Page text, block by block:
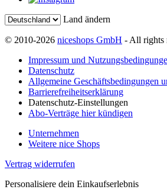
Land ändern
© 2010-2026 niceshops GmbH - All rights
Impressum und
Datenschutz
Allgemeine Geschäftsbedingungen
Barrierefreiheitserklärung
Datenschutz-Einstellungen
Abo-Verträge hier kündigen
Unternehmen
Weitere nice Shops
Vertrag widerrufen
Personalisiere dein Einkaufserlebnis